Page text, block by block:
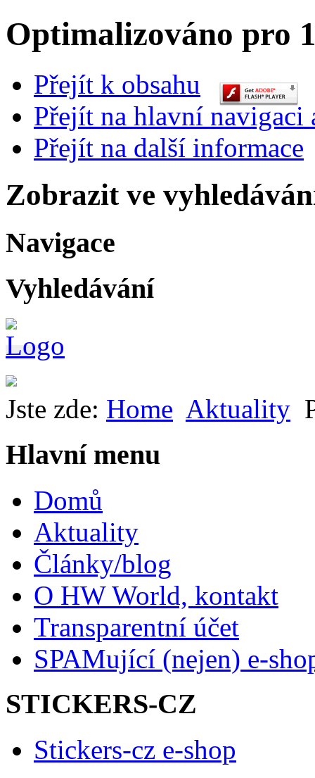
Optimalizováno pro
Přejít k obsahu
Přejít na hlavní navigaci
Přejít na další informace
Zobrazit ve
Navigace
Vyhledávání
Jste zde: Home Aktuality
Hlavní menu
Domů
Aktuality
Články/blog
O HW World, kontakt
Transparentní účet
SPAMující (nejen) e-
STICKERS-CZ
Stickers-cz e-shop